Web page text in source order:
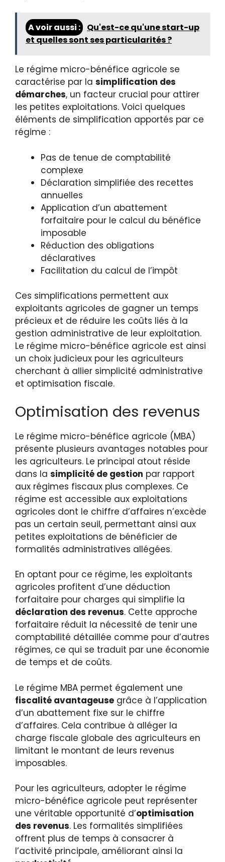
A voir aussi :
Qu'est-ce qu'une start-up
et quelles sont ses particularités ?
Le régime micro-bénéfice agricole se
caractérise par la simplification des
démarches, un facteur crucial pour attirer
les petites exploitations. Voici quelques
éléments de simplification apportés par ce
régime :
Pas de tenue de comptabilité
complexe
Déclaration simplifiée des recettes
annuelles
Application d’un abattement
forfaitaire pour le calcul du bénéfice
imposable
Réduction des obligations
déclaratives
Facilitation du calcul de l’impôt
Ces simplifications permettent aux
exploitants agricoles de gagner un temps
précieux et de réduire les coûts liés à la
gestion administrative de leur exploitation.
Le régime micro-bénéfice agricole est ainsi
un choix judicieux pour les agriculteurs
cherchant à allier simplicité administrative
et optimisation fiscale.
Optimisation des revenus
Le régime micro-bénéfice agricole (MBA)
présente plusieurs avantages notables pour
les agriculteurs. Le principal atout réside
dans la simplicité de gestion par rapport
aux régimes fiscaux plus complexes. Ce
régime est accessible aux exploitations
agricoles dont le chiffre d’affaires n’excède
pas un certain seuil, permettant ainsi aux
petites exploitations de bénéficier de
formalités administratives allégées.
En optant pour ce régime, les exploitants
agricoles profitent d’une déduction
forfaitaire pour charges qui simplifie la
déclaration des revenus. Cette approche
forfaitaire réduit la nécessité de tenir une
comptabilité détaillée comme pour d’autres
régimes, ce qui se traduit par une économie
de temps et de coûts.
Le régime MBA permet également une
fiscalité avantageuse grâce à l’application
d’un abattement fixe sur le chiffre
d’affaires. Cela contribue à alléger la
charge fiscale globale des agriculteurs en
limitant le montant de leurs revenus
imposables.
Pour les agriculteurs, adopter le régime
micro-bénéfice agricole peut représenter
une véritable opportunité d’optimisation
des revenus. Les formalités simplifiées
offrent plus de temps à consacrer à
l’activité principale, améliorant ainsi la